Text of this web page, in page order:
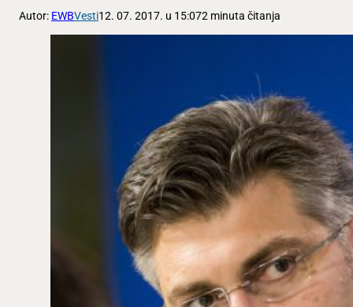
Autor: EWBVesti12. 07. 2017. u 15:072 minuta čitanja